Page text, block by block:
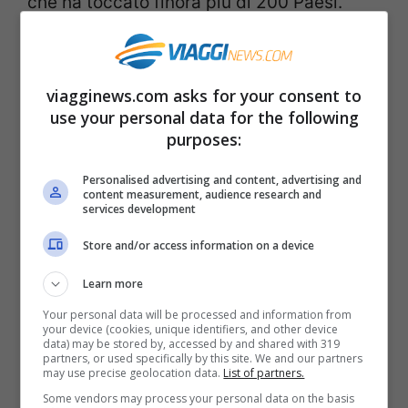
Venerdì 9 dicembre.
All Those Food Market. Un evento
imperdibile, legato alla gastronomia
natalizia è il mercato organizzato da
Those
, associazione che organizza fiere,
mercati ed eventi legati al cibo, con tante
specialità gourmet. Si tratta di eventi che
coniugano genuinità, artigianalità e qualità
del cibo. Manifestazioni molto frequentate
e alla moda. Il mercato di Natale proporrà
le specialità gastronomiche locali legate
alle feste, con tante prelibatezze da
viagginews.com asks for your consent to
use your personal data for the following
purposes:
Personalised advertising and content, advertising and
content measurement, audience research and
services development
Store and/or access information on a device
Learn more
Your personal data will be processed and information from
your device (cookies, unique identifiers, and other device
data) may be stored by, accessed by and shared with 319
partners, or used specifically by this site. We and our partners
may use precise geolocation data. List of partners.
Some vendors may process your personal data on the basis